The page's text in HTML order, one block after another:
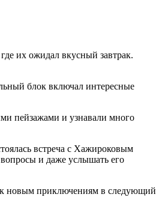
их ожидал вкусный завтрак.
блок включал интересные
пейзажами и узнавали много
встреча с Хажироковым
и даже услышать его
новым приключениям в следующий